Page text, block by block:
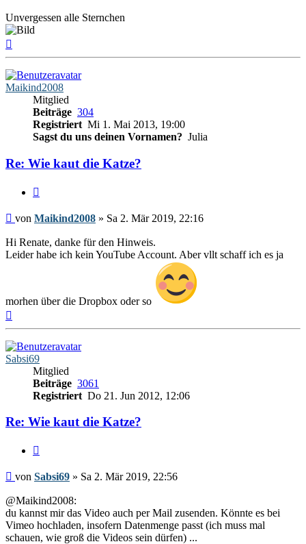
Unvergessen alle Sternchen
Maikind2008
Mitglied
Beiträge 304
Registriert Mi 1. Mai 2013, 19:00
Sagst du uns deinen Vornamen? Julia
Re: Wie kaut die Katze?
Beitrag
von Maikind2008 » Sa 2. Mär 2019, 22:16
Hi Renate, danke für den Hinweis.
Leider habe ich kein YouTube Account. Aber vllt schaff ich es ja
morhen über die Dropbox oder so
Sabsi69
Mitglied
Beiträge 3061
Registriert Do 21. Jun 2012, 12:06
Re: Wie kaut die Katze?
Beitrag
von Sabsi69 » Sa 2. Mär 2019, 22:56
@Maikind2008:
du kannst mir das Video auch per Mail zusenden. Könnte es bei
Vimeo hochladen, insofern Datenmenge passt (ich muss mal
schauen, wie groß die Videos sein dürfen) ...